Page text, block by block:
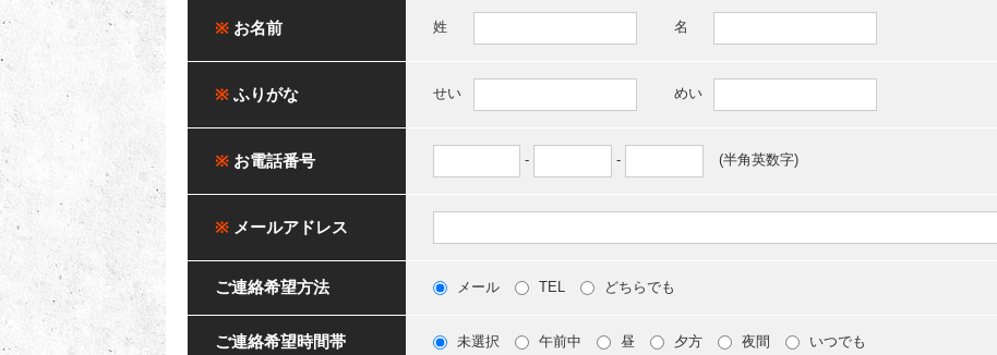
※ お名前 姓 名
※ ふりがな せい めい
※ お電話番号 - - (半角英数字)
※ メールアドレス
ご連絡希望方法 メール TEL どちらでも
ご連絡希望時間帯 未選択 午前中 昼 夕方 夜間 いつでも